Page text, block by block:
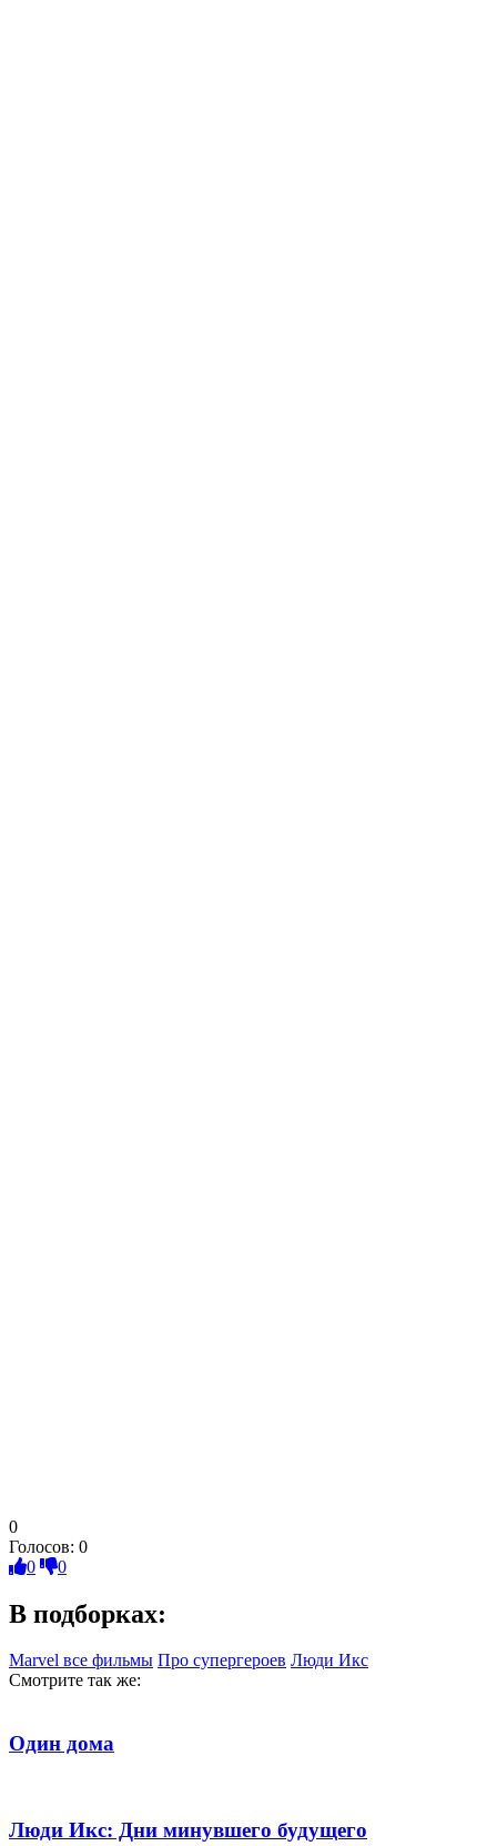
0
Голосов: 0
0
0
В подборках:
Marvel все фильмы Про супергероев Люди Икс
Смотрите так же:
Один дома
Люди Икс: Дни минувшего будущего